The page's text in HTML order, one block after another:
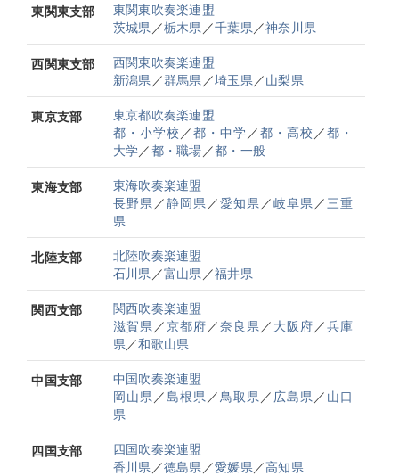
東関東支部
東関東吹奏楽連盟
茨城県／栃木県／千葉県／神奈川県
西関東支部
西関東吹奏楽連盟
新潟県／群馬県／埼玉県／山梨県
東京支部
東京都吹奏楽連盟
都・小学校 ／都・中学／都・高校 ／都・
大学／都・職場／都・一般
東海支部
東海吹奏楽連盟
長野県／静岡県／愛知県／岐阜県／三重
県
北陸支部
北陸吹奏楽連盟
石川県／富山県／福井県
関西支部
関西吹奏楽連盟
滋賀県／京都府／奈良県／ 大阪府／兵庫
県／和歌山県
中国支部
中国吹奏楽連盟
岡山県／島根県／鳥取県／ 広島県／ 山口
県
四国支部
四国吹奏楽連盟
香川県／徳島県／愛媛県／高知県